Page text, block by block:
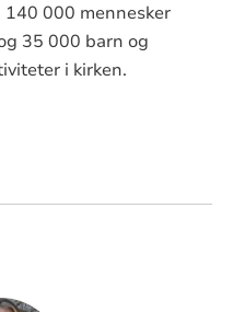
000 mennesker
35 000 barn og
i kirken.